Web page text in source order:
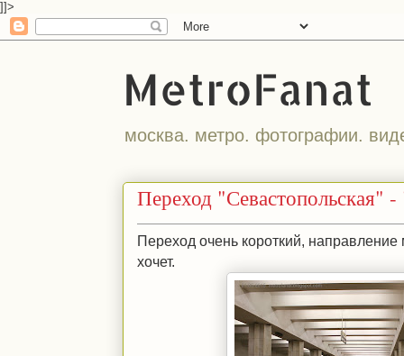
]]>
MetroFanat
москва. метро. фотографии.
Переход "Севастопольская"
Переход очень короткий, направление
хочет.